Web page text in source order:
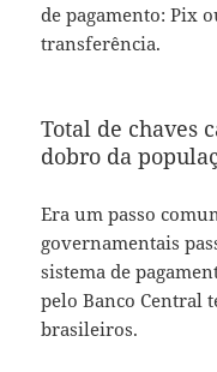
de pagamento: Pix
transferência.
Total de chaves
dobro da
Era um passo
governamentais
sistema de
pelo Banco Central
brasileiros.